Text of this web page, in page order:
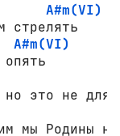
A#m(VI)
стрелять
A#m(VI)
мы Родины